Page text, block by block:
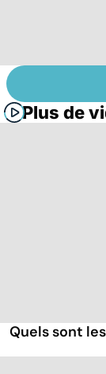
Plus de
Quels sont